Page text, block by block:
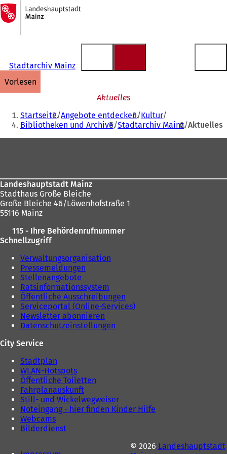
Inhalt anspringen
Zur
Startseite
Stadtarchiv Mainz
vorlesen
Aktuelles
Sie
befinden
sich
Startseite Angebote entdecken Kultur
Bibliotheken und Archive Stadtarchiv Mainz Aktuelles
Landeshauptstadt Mainz
Stadthaus Große Bleiche
Große Bleiche 46/Löwenhofstraße 1
55116 Mainz
115 - Ihre Behördenrufnummer
Schnellzugriff
Verwaltungsorganisation
Pressemeldungen
Stellenangebote
Ratsinformationssystem
Öffentliche Ausschreibungen
Serviceportal (Online-Services)
Newsletter abonnieren
Datenschutzeinstellungen
City Service
Stadtplan
WLAN-Hotspots
Öffentliche Toiletten
Fahrplanauskunft
Still- und Wickelwegweiser
Noteingang - hier finden Kinder Hilfe
Webcams
Bilderdienst
© 2026 Landeshauptstadt